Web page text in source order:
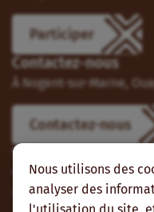
Nous utilisons des
analyser des
Participer
Contactez-nous
À Nogent-sur-Marne,
Contactez-nous
Suivez-nous
Vous pouvez aussi vous
suivre sur les réseaux